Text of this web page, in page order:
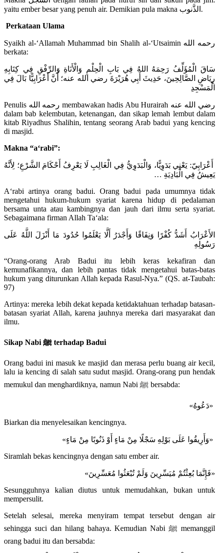
yaitu ember besar yang penuh air. Demikian pula makna الذَّنوب.
Perkataan Ulama
Syaikh al-‘Allamah Muhammad bin Shalih al-‘Utsaimin رحمه الله
berkata:
سَاقَ الْمُؤَلِّفُ رَحِمَهُ اللهُ فِي بَابِ الْحِلْمِ وَالْأَنَاةِ وَالرِّفْقِ فِي كِتَابِهِ
رِيَاضِ الصَّالِحِينَ، حَدِيثَ أَبِي هُرَيْرَةَ رضي الله عنه؛ أَنَّ أَعْرَابِيًّا بَالَ فِي
الْمَسْجِدِ
Penulis رحمه الله membawakan hadis Abu Hurairah رضي الله عنه
dalam bab kelembutan, ketenangan, dan sikap lemah lembut dalam
kitab Riyadhus Shalihin, tentang seorang Arab badui yang kencing
di masjid.
Makna “a‘rabi”:
أَعْرَابِيّ: يَعْنِي بَدَوِيًّا، وَالْبَدَوِيُّ فِي الْغَالِبِ لَا يَعْرِفُ أَحْكَامَ الشَّرْعِ؛ لِأَنَّهُ
يَعِيشُ فِي الْبَادِيَةِ …
A‘rabi artinya orang badui. Orang badui pada umumnya tidak
mengetahui hukum-hukum syariat karena hidup di pedalaman
bersama unta atau kambingnya dan jauh dari ilmu serta syariat.
Sebagaimana firman Allah Ta‘ala:
الأَعْرَابُ أَشَدُّ كُفْرًا وَنِفَاقًا وَأَجْدَرُ أَلَّا يَعْلَمُوا حُدُودَ مَا أَنْزَلَ اللَّهُ عَلَى
رَسُولِهِ
“Orang-orang Arab Badui itu lebih keras kekafiran dan
kemunafikannya, dan lebih pantas tidak mengetahui batas-batas
hukum yang diturunkan Allah kepada Rasul-Nya.” (QS. at-Taubah:
97)
Artinya: mereka lebih dekat kepada ketidaktahuan terhadap batasan-
batasan syariat Allah, karena jauhnya mereka dari masyarakat dan
ilmu.
Sikap Nabi ﷺ terhadap Badui
Orang badui ini masuk ke masjid dan merasa perlu buang air kecil,
lalu ia kencing di salah satu sudut masjid. Orang-orang pun hendak
memukul dan menghardiknya, namun Nabi ﷺ bersabda:
«دَعُوهُ»
Biarkan dia menyelesaikan kencingnya.
«وَأَرِيقُوا عَلَى بَوْلِهِ سَجْلًا مِنْ مَاءٍ أَوْ ذَنُوبًا مِنْ مَاءٍ»
Siramlah bekas kencingnya dengan satu ember air.
«فَإِنَّمَا بُعِثْتُمْ مُيَسِّرِينَ وَلَمْ تُبْعَثُوا مُعَسِّرِينَ»
Sesungguhnya kalian diutus untuk memudahkan, bukan untuk
mempersulit.
Setelah selesai, mereka menyiram tempat tersebut dengan air
sehingga suci dan hilang bahaya. Kemudian Nabi ﷺ memanggil
orang badui itu dan bersabda: